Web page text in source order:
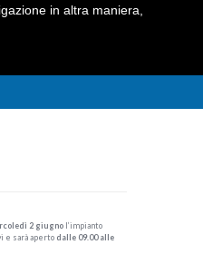
2 giugno l’impianto
e sarà aperto dalle 09.00 alle
in altra maniera,